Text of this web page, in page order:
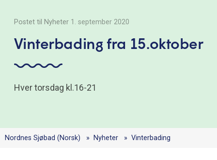
Postet til Nyheter1. september 2020
Vinterbading fra 15.oktober
Hver torsdag kl.16-21
Nordnes Sjøbad (Norsk) Nyheter Vinterbading